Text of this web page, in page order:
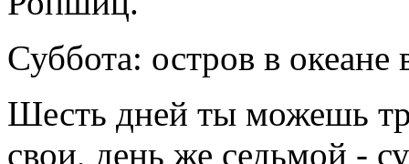
Суббота: остров в океане
Шесть дней ты можешь
свои, день же седьмой -